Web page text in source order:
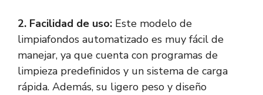
2. Facilidad de uso: Este modelo de
limpiafondos automatizado es muy fácil de
manejar, ya que cuenta con programas de
limpieza predefinidos y un sistema de carga
rápida. Además, su ligero peso y diseño